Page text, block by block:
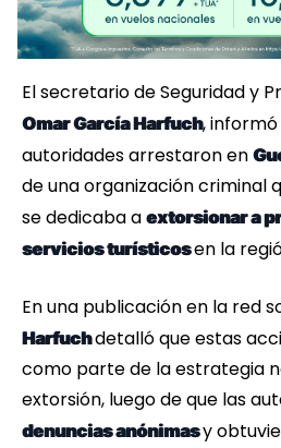
El secretario de Seguridad y
Omar García Harfuch,
autoridades arrestaron en
de una organización criminal
se dedicaba a extorsionar a
servicios turísticosen la
En una publicación en la red
Harfuchdetalló que estas
como parte de la estrategia
extorsión, luego de que las
denuncias anónimasy